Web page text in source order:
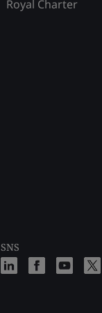
Royal Charter
SNS